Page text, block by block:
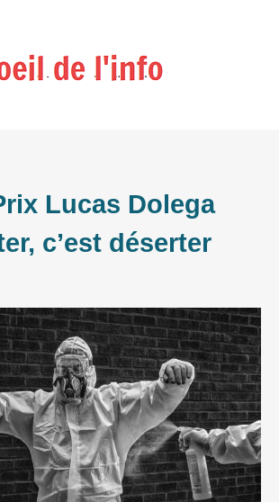
Lucas Dolega
c’est déserter